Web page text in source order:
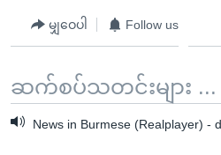
မျှဝေပါ Follow us
ဆက်စပ်သတင်းများ ...
News in Burmese (Realplayer) -